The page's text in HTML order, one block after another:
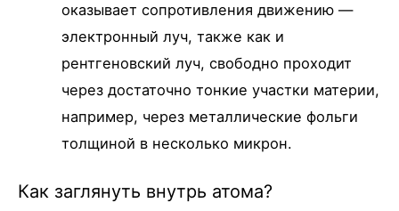
оказывает сопротивления движению —
электронный луч, также как и
рентгеновский луч, свободно проходит
через достаточно тонкие участки материи,
например, через металлические фольги
толщиной в несколько микрон.
Как заглянуть внутрь атома?